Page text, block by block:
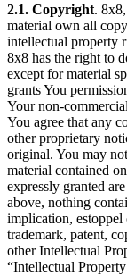
2.1. Copyright.
material own all
intellectual property
8x8 has the right to
except for material
grants You
Your non-
You agree that any
other proprietary
original. You may
material contained
expressly granted
above, nothing
implication,
trademark, patent,
other Intellectual
“Intellectual